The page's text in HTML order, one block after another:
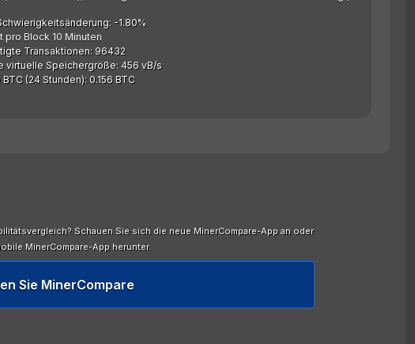
-1.80%
pro Block 10 Minuten
Transaktionen: 96432
virtuelle Speichergröße: 456 vB/s
(24 Stunden): 0.156 BTC
Schauen Sie sich die neue MinerCompare-App an oder
MinerCompare-App herunter.
Sie MinerCompare